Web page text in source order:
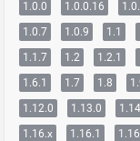
1.0.0
1.0.0.16
1.0.7
1.0.9 1.1
1.1.7
1.2 1.2.1
1.6.1
1.7 1.8
1.12.0
1.13.0
1.16.x
1.16.1